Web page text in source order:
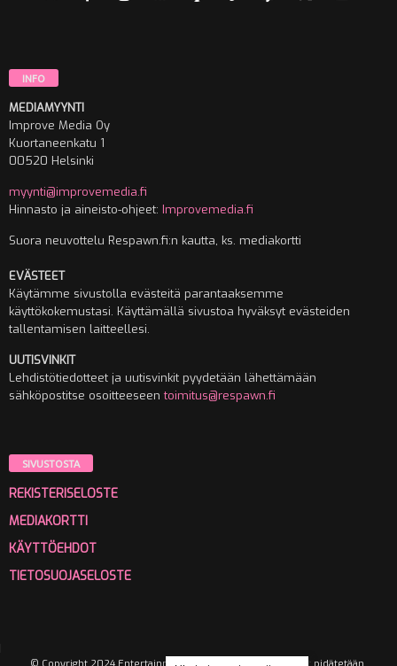
INFO
MEDIAMYYNTI
Improve Media Oy
Kuortaneenkatu 1
00520 Helsinki
myynti@improvemedia.fi
Hinnasto ja aineisto-ohjeet: Improvemedia.fi
Suora neuvottelu Respawn.fi:n kautta, ks. mediakortti
EVÄSTEET
Käytämme sivustolla evästeitä parantaaksemme
käyttökokemustasi. Käyttämällä sivustoa hyväksyt evästeiden
tallentamisen laitteellesi.
UUTISVINKIT
Lehdistötiedotteet ja uutisvinkit pyydetään lähettämään
sähköpostitse osoitteeseentoimitus@respawn.fi
SIVUSTOSTA
REKISTERISELOSTE
MEDIAKORTTI
KÄYTTÖEHDOT
TIETOSUOJASELOSTE